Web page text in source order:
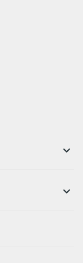
keyboard_arrow_down
keyboard_arrow_down